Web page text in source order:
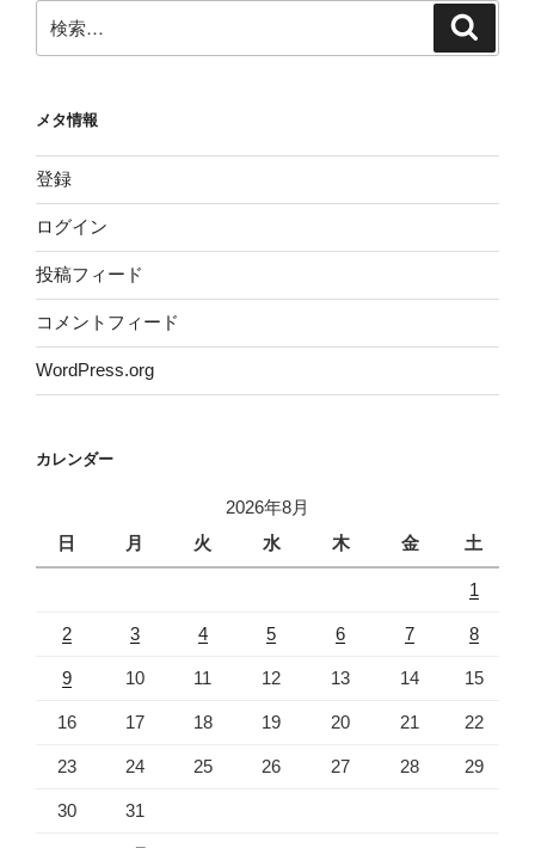
索:
メタ情報
登録
ログイン
投稿フィード
コメントフィード
WordPress.org
カレンダー
2026年8月
日
月 火 水 木 金 土
1
2 3 4 5 6 7 8
9 10 11 12 13 14 15
16 17 18 19 20 21 22
23 24 25 26 27 28 29
30 31